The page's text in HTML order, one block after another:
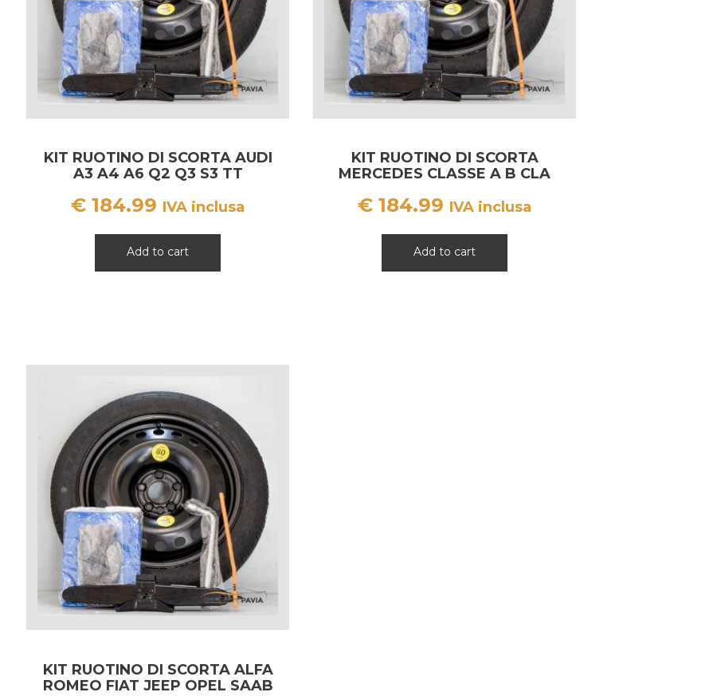
KIT RUOTINO DI SCORTA AUDI
A3 A4 A6 Q2 Q3 S3 TT
€ 184.99 IVA inclusa
Add to cart
KIT RUOTINO DI SCORTA
MERCEDES CLASSE A B CLA
COOPER
€ 184.99 IVA inclusa
Add to cart
KIT RUOTINO DI SCORTA ALFA
ROMEO FIAT JEEP OPEL SAAB